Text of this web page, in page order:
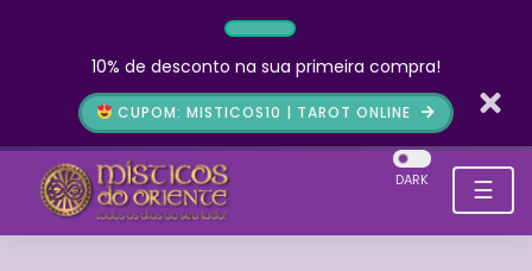
10% de desconto na sua primeira compra!
CUPOM: MISTICOS10 | TAROT ONLINE
☰
DARK